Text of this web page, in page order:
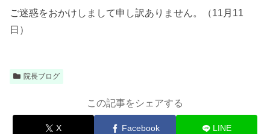
ご迷惑をおかけしまして申し訳ありません。（11月11
日）
院長ブログ
この記事をシェアする
X Facebook LINE